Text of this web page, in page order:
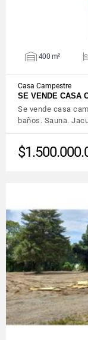
400 m²
Casa Campestre
SE VENDE CASA
Se vende casa
baños. Sauna.